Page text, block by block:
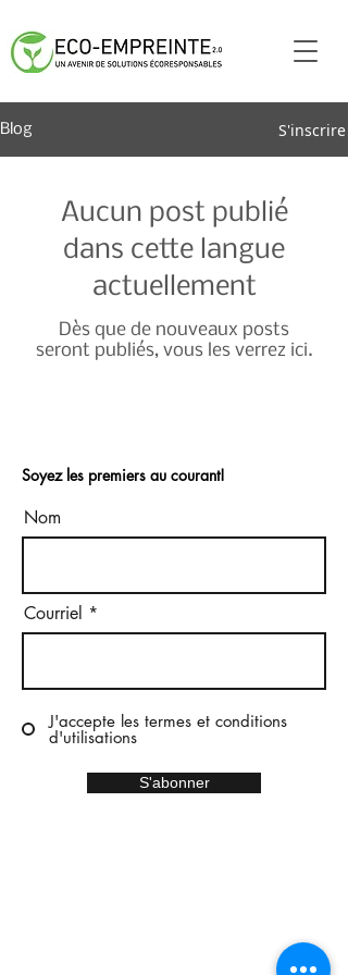
Blog S'inscrire
Aucun post publié
dans cette langue
actuellement
Dès que de nouveaux posts
seront publiés, vous les verrez ici.
Soyez les premiers au courant!
Nom
Courriel
J'accepte les termes et conditions
d'utilisations
S'abonner